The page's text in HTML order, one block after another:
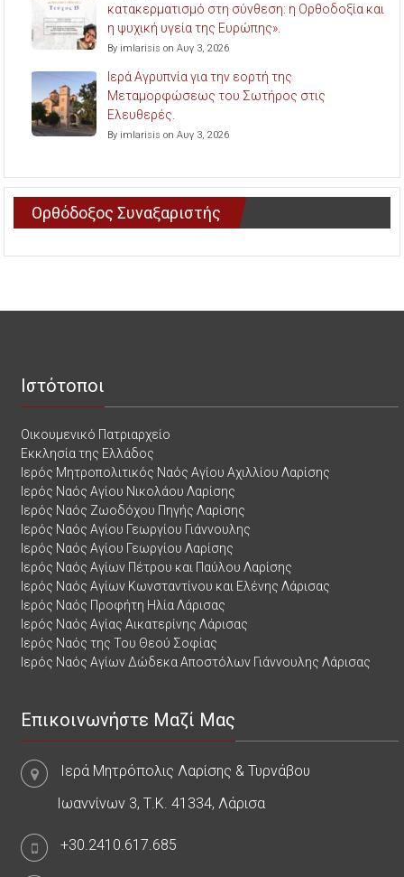
κατακερματισμό στη σύνθεση: η Ορθοδοξία και
η ψυχική υγεία της Ευρώπης».
By imlarisis on Αυγ 3, 2026
Ιερά Αγρυπνία για την εορτή της
Μεταμορφώσεως του Σωτήρος στις
Ελευθερές.
By imlarisis on Αυγ 3, 2026
Ορθόδοξος Συναξαριστής
Ιστότοποι
Οικουμενικό Πατριαρχείο
Εκκλησία της Ελλάδος
Ιερός Μητροπολιτικός Ναός Αγίου Αχιλλίου Λαρίσης
Ιερός Ναός Αγίου Νικολάου Λαρίσης
Ιερός Ναός Ζωοδόχου Πηγής Λαρίσης
Ιερός Ναός Αγίου Γεωργίου Γιάννουλης
Ιερός Ναός Αγίου Γεωργίου Λαρίσης
Ιερός Ναός Αγίων Πέτρου και Παύλου Λαρίσης
Ιερός Ναός Αγίων Κωνσταντίνου και Ελένης Λάρισας
Ιερός Ναός Προφήτη Ηλία Λάρισας
Ιερός Ναός Αγίας Αικατερίνης Λάρισας
Ιερός Ναός της Του Θεού Σοφίας
Ιερός Ναός Αγίων Δώδεκα Αποστόλων Γιάννουλης Λάρισας
Επικοινωνήστε Μαζί Μας
Ιερά Μητρόπολις Λαρίσης & Τυρνάβου
Ιωαννίνων 3, Τ.Κ. 41334, Λάρισα
+30.2410.617.685